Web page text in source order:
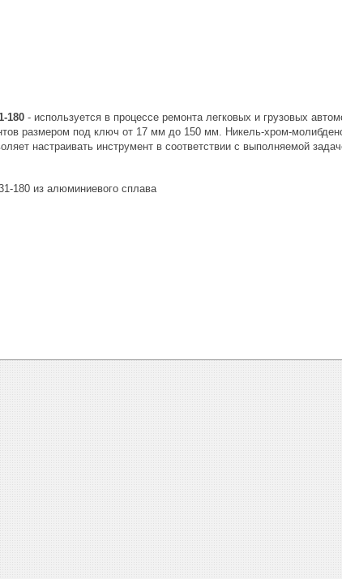
180 - используется в процессе ремонта легковых и грузовых
размером под ключ от 17 мм до 150 мм. Никель-хром-
настраивать инструмент в соответствии с выполняемой
180 из алюминиевого сплава